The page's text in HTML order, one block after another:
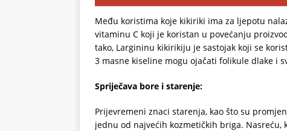
Među koristima koje kikiriki ima za ljepotu
vitaminu C koji je koristan u povećanju
tako, Largininu kikirikiju je sastojak koji se
3 masne kiseline mogu ojačati folikule dlake i
Spriječava bore i starenje:
Prijevremeni znaci starenja, kao što su
jednu od najvećih kozmetičkih briga.